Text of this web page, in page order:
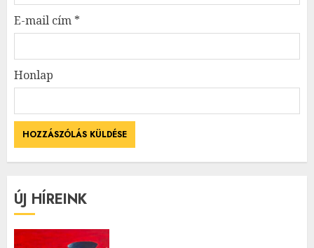
E-mail cím *
Honlap
ÚJ HÍREINK